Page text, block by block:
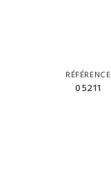
RÉFÉRENCE
05211